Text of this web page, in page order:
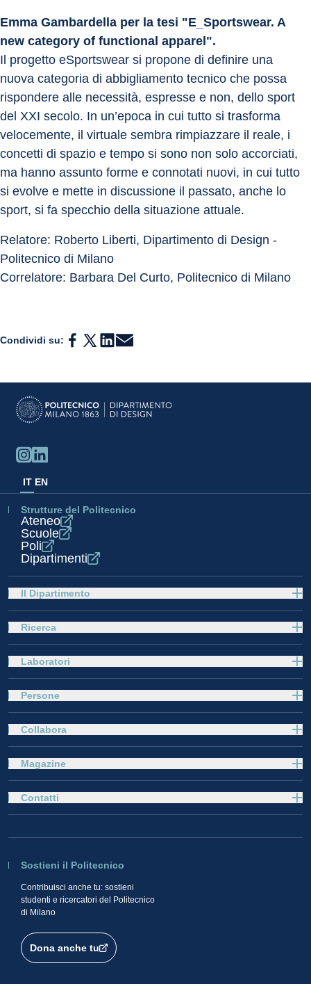
Emma Gambardella per la tesi "E_Sportswear. A
new category of functional apparel".
Il progetto eSportswear si propone di definire una
nuova categoria di abbigliamento tecnico che possa
rispondere alle necessità, espresse e non, dello sport
del XXI secolo. In un’epoca in cui tutto si trasforma
velocemente, il virtuale sembra rimpiazzare il reale, i
concetti di spazio e tempo si sono non solo accorciati,
ma hanno assunto forme e connotati nuovi, in cui tutto
si evolve e mette in discussione il passato, anche lo
sport, si fa specchio della situazione attuale.
Relatore: Roberto Liberti, Dipartimento di Design -
Politecnico di Milano
Correlatore: Barbara Del Curto, Politecnico di Milano
Condividi su:
IT EN
Strutture del Politecnico
Ateneo
Scuole
Poli
Dipartimenti
Il Dipartimento
Ricerca
Laboratori
Persone
Collabora
Magazine
Sostieni il Politecnico
Contribuisci anche tu: sostieni
studenti e ricercatori del Politecnico
di Milano
Dona anche tu
Contatti